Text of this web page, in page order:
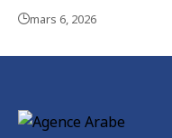
mars 6, 2026